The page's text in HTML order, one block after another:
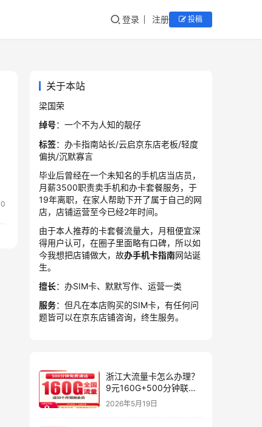
登录 注册 投稿
0
关于本站
梁国荣
绰号：一个不为人知的靓仔
标签：办卡指南站长/云启京东店老板/轻度
偏执/沉默寡言
毕业后曾经在一个未知名的手机店当店员，
月薪3500职责卖手机和办卡套餐服务，于
19年离职，在家人帮助下开了属于自己的网
店，店铺运营至今已经2年时间。
由于本人推荐的卡套餐流量大，月租便宜深
得用户认可，在圈子里面略有口碑，所以如
今我想把店铺做大，故办手机卡指南网站诞
生。
擅长：办SIM卡、默默写作、运营一类
服务：但凡在本店购买的SIM卡，有任何问
题皆可以在京东店铺咨询，终生服务。
浙江大流量卡怎么办理？
9元160G+500分钟联通
星屿卡
2026年5月19日